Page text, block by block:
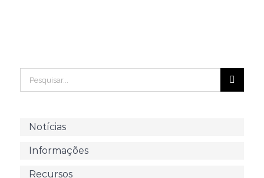
Pesquisar
Notícias
Informações
Recursos